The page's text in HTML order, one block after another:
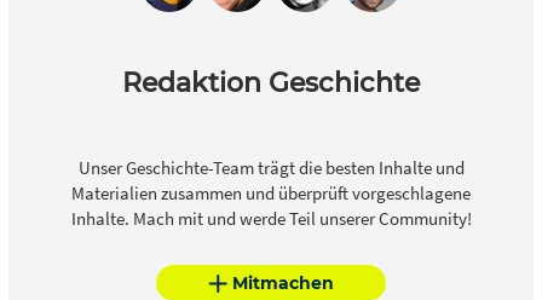
Redaktion Geschichte
Unser Geschichte-Team trägt die besten Inhalte und
Materialien zusammen und überprüft vorgeschlagene
Inhalte. Mach mit und werde Teil unserer Community!
Mitmachen